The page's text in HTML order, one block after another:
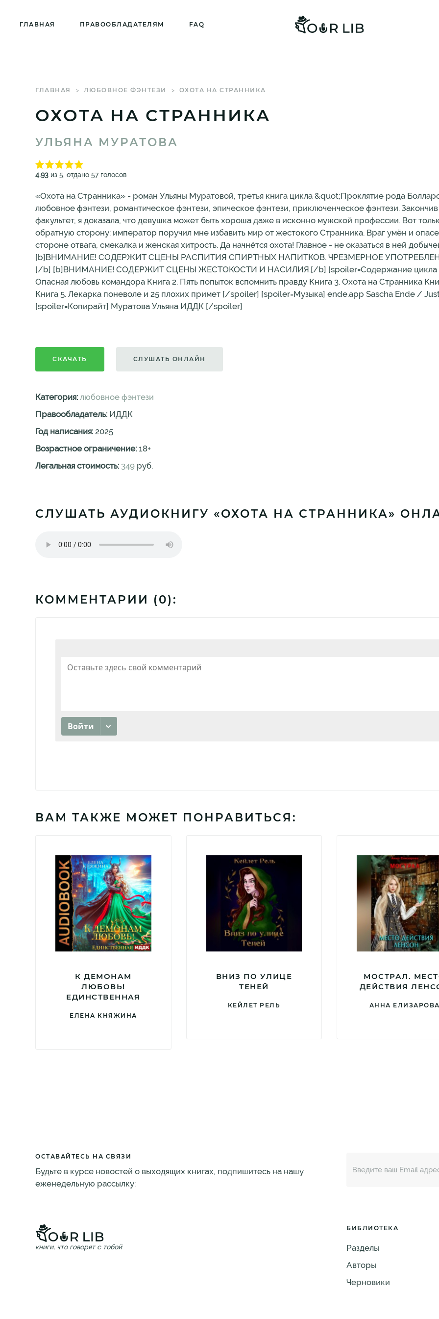
ГЛАВНАЯ ПРАВООБЛАДАТЕЛЯМ FAQ
ГЛАВНАЯ ЛЮБОВНОЕ ФЭНТЕЗИ ОХОТА НА СТРАННИКА
ОХОТА НА СТРАННИКА
УЛЬЯНА МУРАТОВА
4.93 из 5, отдано 57 голосов
«Охота на Странника» - роман Ульяны Муратовой, третья книга цикла &quot;Проклятие рода
любовное фэнтези, романтическое фэнтези, эпическое фэнтези, приключенческое фэнтези.
факультет, я доказала, что девушка может быть хороша даже в исконно мужской профессии. Вот
обратную сторону: император поручил мне избавить мир от жестокого Странника. Враг умён и
стороне отвага, смекалка и женская хитрость. Да начнётся охота! Главное - не оказаться в ней
[b]ВНИМАНИЕ! СОДЕРЖИТ СЦЕНЫ РАСПИТИЯ СПИРТНЫХ НАПИТКОВ. ЧРЕЗМЕРНОЕ
[/b] [b]ВНИМАНИЕ! СОДЕРЖИТ СЦЕНЫ ЖЕСТОКОСТИ И НАСИЛИЯ.[/b] [spoiler=Содержание цикла
Опасная любовь командора Книга 2. Пять попыток вспомнить правду Книга 3. Охота на Странника
Книга 5. Лекарка поневоле и 25 плохих примет [/spoiler] [spoiler=Музыка] ende.app Sascha Ende /
[spoiler=Копирайт] Муратова Ульяна ИДДК [/spoiler]
СКАЧАТЬ СЛУШАТЬ ОНЛАЙН
Категория: любовное фэнтези
Правообладатель: ИДДК
Год написания: 2025
Возрастное ограничение: 18+
Легальная стоимость: 349 руб.
СЛУШАТЬ АУДИОКНИГУ «ОХОТА НА СТРАННИКА»
КОММЕНТАРИИ (0):
ВАМ ТАКЖЕ МОЖЕТ ПОНРАВИТЬСЯ:
К ДЕМОНАМ
ЛЮБОВЬ!
ЕДИНСТВЕННАЯ
ЕЛЕНА КНЯЖИНА
ВНИЗ ПО УЛИЦЕ
ТЕНЕЙ
КЕЙЛЕТ РЕЛЬ
МОСТРАЛ.
ДЕЙСТВИЯ
АННА
ОСТАВАЙТЕСЬ НА СВЯЗИ
Будьте в курсе новостей о выходящих книгах, подпишитесь на нашу
еженедельную рассылку:
книги, что говорят с тобой
БИБЛИОТЕКА
Разделы
Авторы
Черновики